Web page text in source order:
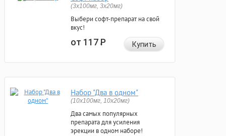
(3x100мг, 3x20мг)
Выбери софт-препарат на свой
вкус!
от 117Р Купить
Набор "Два в одном"
(10x100мг, 10x20мг)
Два самых популярных
препарата для усиления
эрекции в одном наборе!